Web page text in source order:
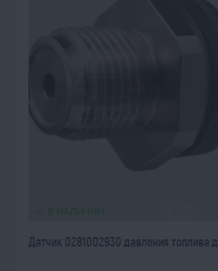
В НАЛИЧИИ
Датчик 0281002930 давления топлива